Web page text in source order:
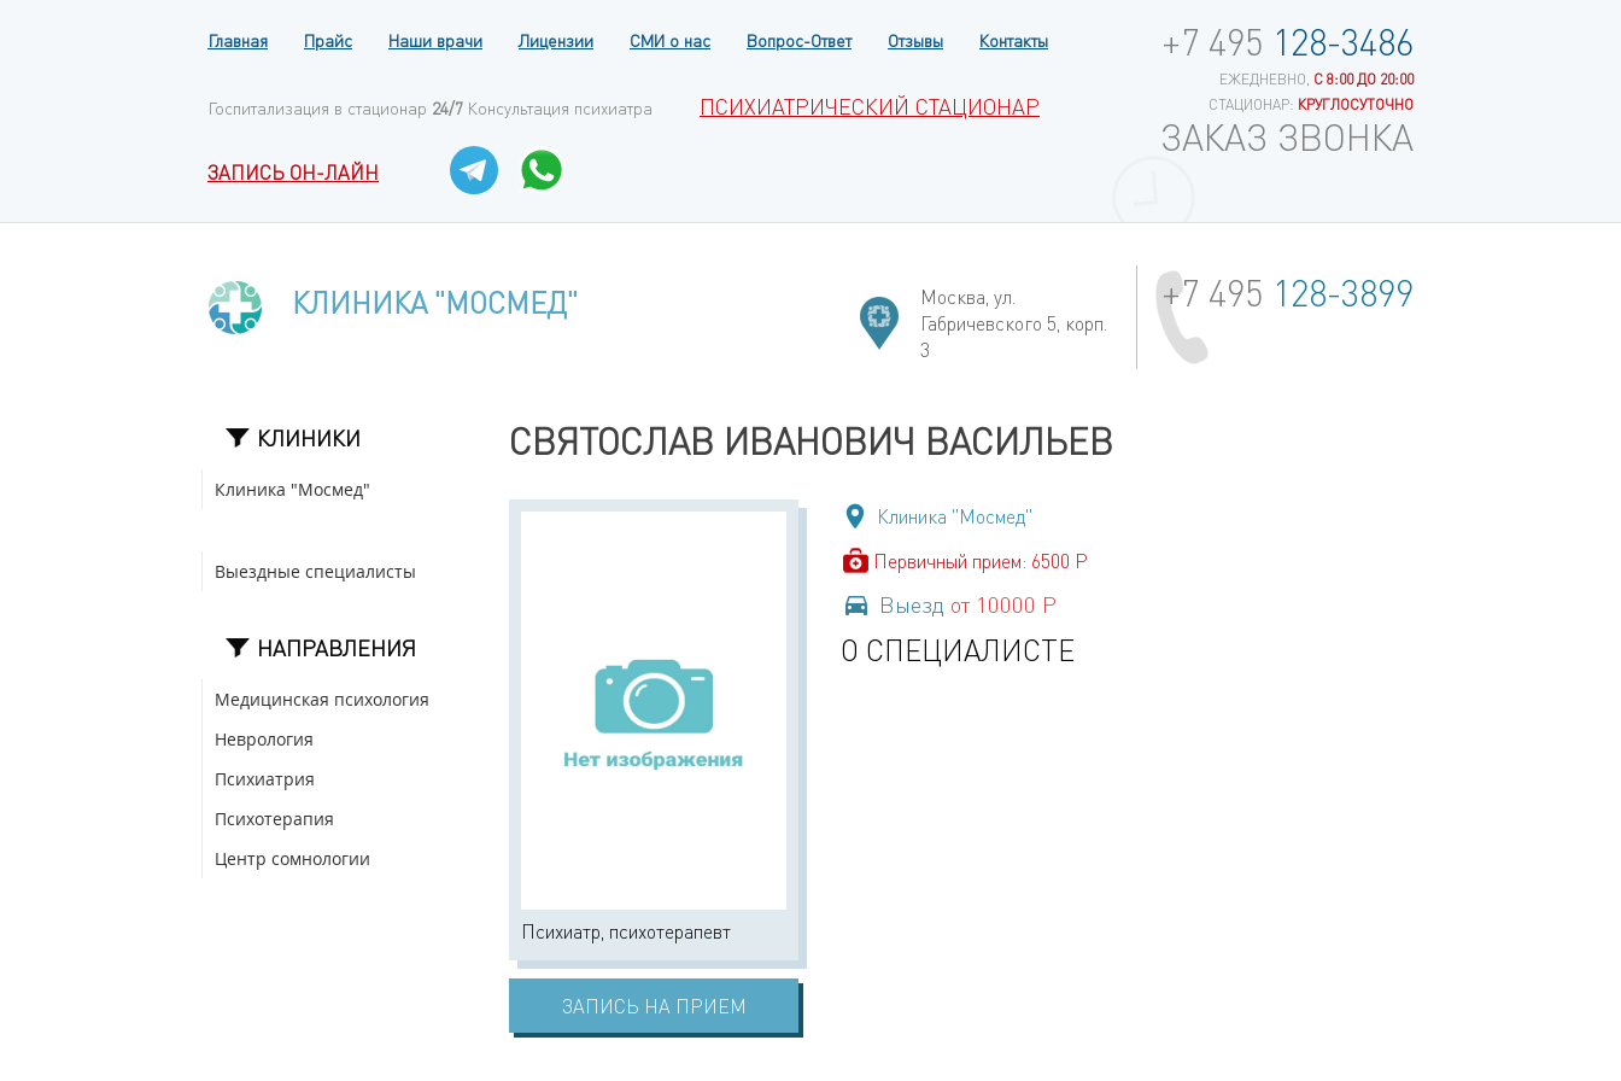
Главная Прайс Наши врачи Лицензии СМИ о нас Вопрос-Ответ Отзывы Контакты
Госпитализация в стационар 24/7 Консультация психиатра ПСИХИАТРИЧЕСКИЙ СТАЦИОНАР
ЗАПИСЬ ОН-ЛАЙН
+7 495 128-3486
ЕЖЕДНЕВНО, С 8:00 ДО 20:00
СТАЦИОНАР: КРУГЛОСУТОЧНО
ЗАКАЗ ЗВОНКА
КЛИНИКА "МОСМЕД"
Москва, ул.
Габричевского 5, корп.
3
+7 495 128-3899
КЛИНИКИ
Клиника "Мосмед"
Выездные специалисты
НАПРАВЛЕНИЯ
Медицинская психология
Неврология
Психиатрия
Психотерапия
Центр сомнологии
СВЯТОСЛАВ ИВАНОВИЧ ВАСИЛЬЕВ
Психиатр, психотерапевт
ЗАПИСЬ НА ПРИЕМ
Клиника "Мосмед"
Первичный прием: 6500 Р
Выезд от 10000 Р
О СПЕЦИАЛИСТЕ